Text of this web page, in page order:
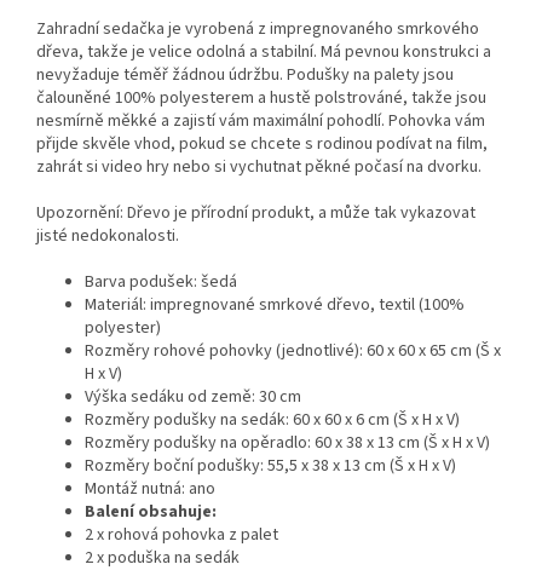
Zahradní sedačka je vyrobená z impregnovaného smrkového
dřeva, takže je velice odolná a stabilní. Má pevnou konstrukci a
nevyžaduje téměř žádnou údržbu. Podušky na palety jsou
čalouněné 100% polyesterem a hustě polstrováné, takže jsou
nesmírně měkké a zajistí vám maximální pohodlí. Pohovka vám
přijde skvěle vhod, pokud se chcete s rodinou podívat na film,
zahrát si video hry nebo si vychutnat pěkné počasí na dvorku.
Upozornění: Dřevo je přírodní produkt, a může tak vykazovat
jisté nedokonalosti.
Barva podušek: šedá
Materiál: impregnované smrkové dřevo, textil (100%
polyester)
Rozměry rohové pohovky (jednotlivé): 60 x 60 x 65 cm (Š x
H x V)
Výška sedáku od země: 30 cm
Rozměry podušky na sedák: 60 x 60 x 6 cm (Š x H x V)
Rozměry podušky na opěradlo: 60 x 38 x 13 cm (Š x H x V)
Rozměry boční podušky: 55,5 x 38 x 13 cm (Š x H x V)
Montáž nutná: ano
Balení obsahuje:
2 x rohová pohovka z palet
2 x poduška na sedák